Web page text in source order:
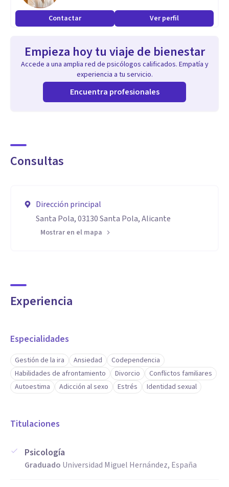
Contactar Ver perfil
Empieza hoy tu viaje de bienestar
Accede a una amplia red de psicólogos calificados. Empatía y
experiencia a tu servicio.
Encuentra profesionales
Consultas
Dirección principal
Santa Pola, 03130 Santa Pola, Alicante
Mostrar en el mapa
Experiencia
Especialidades
Gestión de la ira Ansiedad
Codependencia
Habilidades de afrontamiento
Divorcio
Conflictos familiares
Autoestima
Adicción al sexo Estrés Identidad sexual
Titulaciones
Psicología
Graduado Universidad Miguel Hernández, España